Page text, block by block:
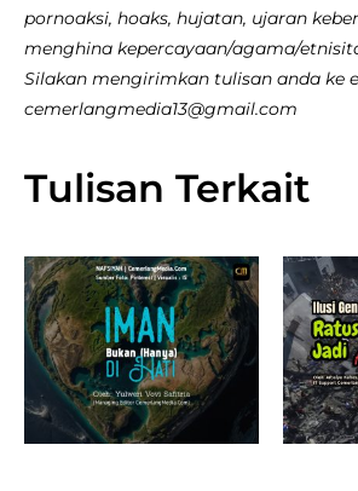
pornoaksi, hoaks, hujatan, ujaran
menghina kepercayaan/agama/
Silakan mengirimkan tulisan anda ke
cemerlangmedia13@gmail.com
Tulisan Terkait